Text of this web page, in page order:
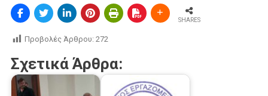
SHARES
Προβολές Άρθρου: 272
Σχετικά Άρθρα: